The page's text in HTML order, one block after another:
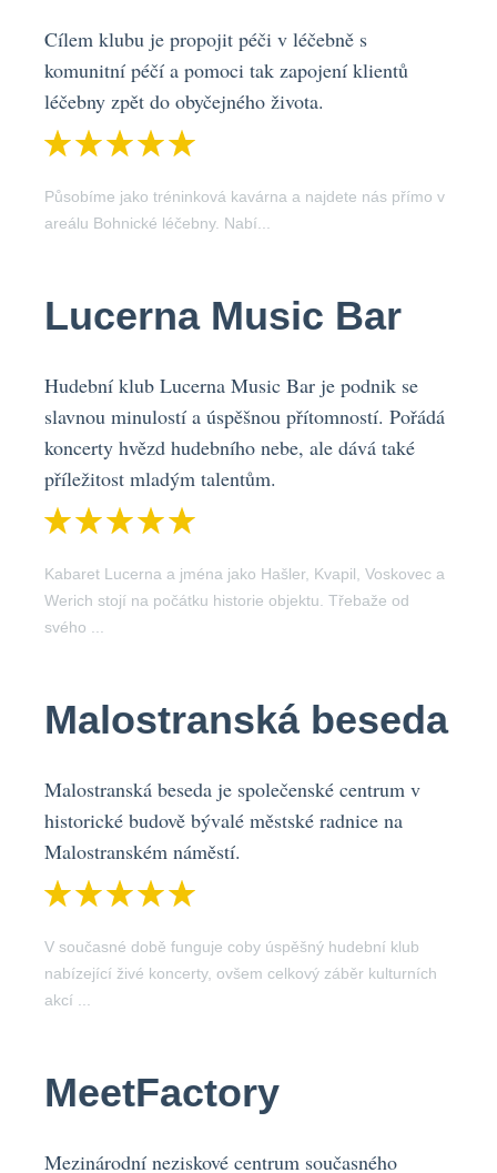
Cílem klubu je propojit péči v léčebně s
komunitní péčí a pomoci tak zapojení klientů
léčebny zpět do obyčejného života.
Působíme jako tréninková kavárna a najdete nás přímo v
areálu Bohnické léčebny. Nabí...
Lucerna Music Bar
Hudební klub Lucerna Music Bar je podnik se
slavnou minulostí a úspěšnou přítomností. Pořádá
koncerty hvězd hudebního nebe, ale dává také
příležitost mladým talentům.
Kabaret Lucerna a jména jako Hašler, Kvapil, Voskovec a
Werich stojí na počátku historie objektu. Třebaže od
svého ...
Malostranská beseda
Malostranská beseda je společenské centrum v
historické budově bývalé městské radnice na
Malostranském náměstí.
V současné době funguje coby úspěšný hudební klub
nabízející živé koncerty, ovšem celkový záběr kulturních
akcí ...
MeetFactory
Mezinárodní neziskové centrum současného